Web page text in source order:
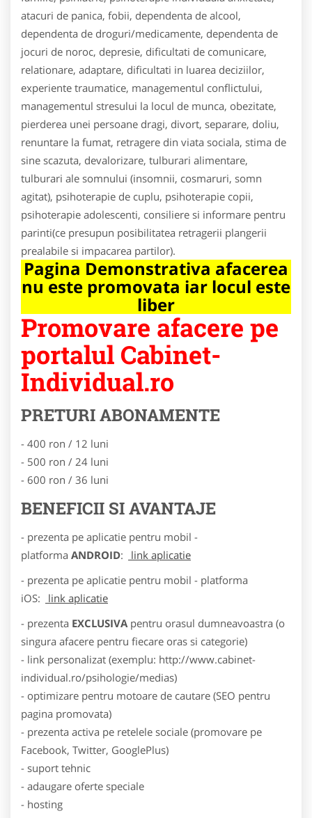
atacuri de panica, fobii, dependenta de alcool,
dependenta de droguri/medicamente, dependenta de
jocuri de noroc, depresie, dificultati de comunicare,
relationare, adaptare, dificultati in luarea deciziilor,
experiente traumatice, managementul conflictului,
managementul stresului la locul de munca, obezitate,
pierderea unei persoane dragi, divort, separare, doliu,
renuntare la fumat, retragere din viata sociala, stima de
sine scazuta, devalorizare, tulburari alimentare,
tulburari ale somnului (insomnii, cosmaruri, somn
agitat), psihoterapie de cuplu, psihoterapie copii,
psihoterapie adolescenti, consiliere si informare pentru
parinti(ce presupun posibilitatea retragerii plangerii
prealabile si impacarea partilor).
Pagina Demonstrativa afacerea
nu este promovata iar locul este
liber
Promovare afacere pe
portalul Cabinet-
Individual.ro
PRETURI ABONAMENTE
- 400 ron / 12 luni
- 500 ron / 24 luni
- 600 ron / 36 luni
BENEFICII SI AVANTAJE
- prezenta pe aplicatie pentru mobil -
platforma ANDROID:
link aplicatie
- prezenta pe aplicatie pentru mobil - platforma
iOS:
link aplicatie
- prezenta EXCLUSIVA pentru orasul dumneavoastra (o
singura afacere pentru fiecare oras si categorie)
- link personalizat (exemplu: http://www.cabinet-
individual.ro/psihologie/medias)
- optimizare pentru motoare de cautare (SEO pentru
pagina promovata)
- prezenta activa pe retelele sociale (promovare pe
Facebook, Twitter, GooglePlus)
- suport tehnic
- adaugare oferte speciale
- hosting